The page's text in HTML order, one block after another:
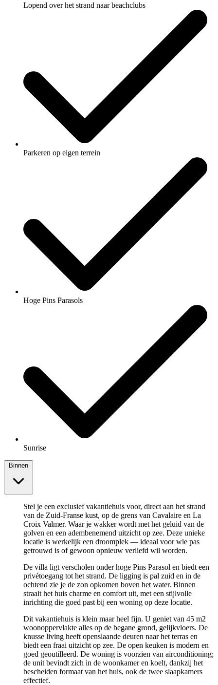
Lopend over het strand naar beachclubs
Parkeren op eigen terrein
Hoge Pins Parasols
Sunrise
Stel je een exclusief vakantiehuis voor, direct aan het strand
van de Zuid-Franse kust, op de grens van Cavalaire en La
Croix Valmer. Waar je wakker wordt met het geluid van de
golven en een adembenemend uitzicht op zee. Deze unieke
locatie is werkelijk een droomplek — ideaal voor wie pas
getrouwd is of gewoon opnieuw verliefd wil worden.
De villa ligt verscholen onder hoge Pins Parasol en biedt een
privétoegang tot het strand. De ligging is pal zuid en in de
ochtend zie je de zon opkomen boven het water. Binnen
straalt het huis charme en comfort uit, met een stijlvolle
inrichting die goed past bij een woning op deze locatie.
Dit vakantiehuis is klein maar heel fijn. U geniet van 45 m2
woonoppervlakte alles op de begane grond, gelijkvloers. De
knusse living heeft openslaande deuren naar het terras en
biedt een fraai uitzicht op zee. De open keuken is modern en
goed geoutilleerd. De woning is voorzien van airconditioning;
de unit bevindt zich in de woonkamer en koelt, dankzij het
bescheiden formaat van het huis, ook de twee slaapkamers
effectief.